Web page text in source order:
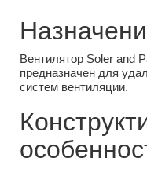
Вентилятор Soler and
предназначен для
систем вентиляции.